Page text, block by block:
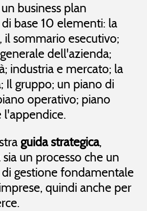
business plan
base 10 elementi: la
il sommario esecutivo;
dell'azienda;
industria e mercato; la
Il gruppo; un piano di
operativo; piano
l'appendice.
guida strategica,
un processo che un
gestione fondamentale
quindi anche per